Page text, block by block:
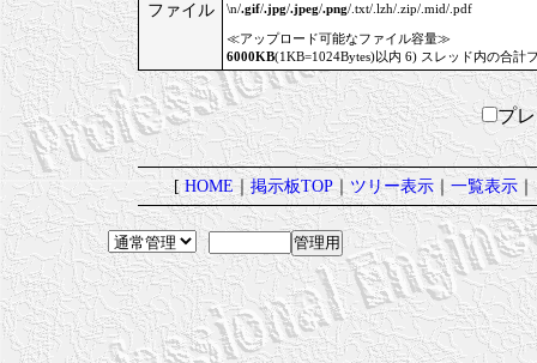
ファイル
\n/.gif/.jpg/.jpeg/.png/.txt/.lzh/.zip/.mid/.pdf
≪アップロード可能なファイル容量≫
6000KB(1KB=1024Bytes)以内 6) スレッド内の合計
プ
[HOME｜掲示板TOP｜ ツリー表示｜一覧表示｜